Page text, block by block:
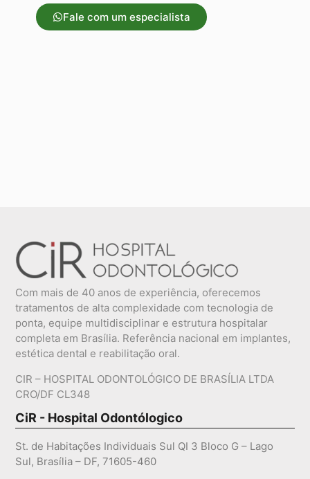
Fale com um especialista
Com mais de 40 anos de experiência, oferecemos
tratamentos de alta complexidade com tecnologia de
ponta, equipe multidisciplinar e estrutura hospitalar
completa em Brasília. Referência nacional em implantes,
estética dental e reabilitação oral.
CIR – HOSPITAL ODONTOLÓGICO DE BRASÍLIA LTDA
CRO/DF CL348
CiR - Hospital Odontólogico
St. de Habitações Individuais Sul QI 3 Bloco G – Lago
Sul, Brasília – DF, 71605-460